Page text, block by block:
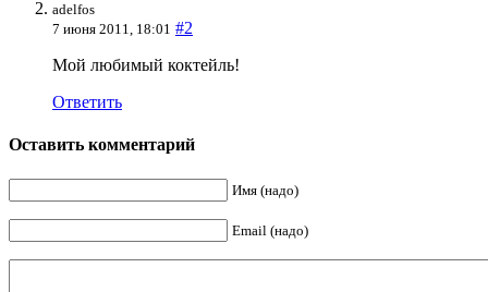
adelfos
7 июня 2011, 18:01 #2
Мой любимый коктейль!
Ответить
Оставить комментарий
Имя (надо)
Email (надо)